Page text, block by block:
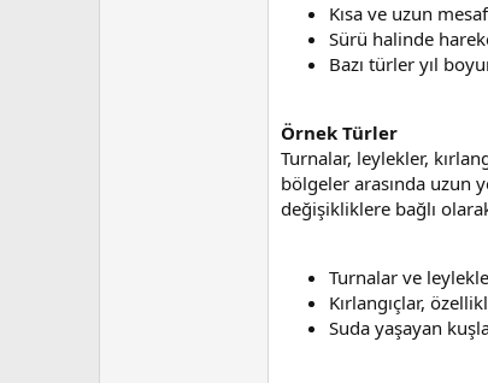
Kısa ve uzun
Sürü halinde
Bazı türler yıl
Örnek Türler
Turnalar, leylekler,
bölgeler arasında uzun
değişikliklere bağlı
Turnalar ve
Kırlangıçlar,
Suda yaşayan